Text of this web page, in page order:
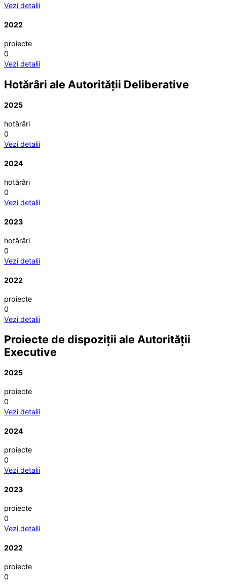
Vezi detalii
2022
proiecte
0
Vezi detalii
Hotărâri ale Autorității Deliberative
2025
hotărâri
0
Vezi detalii
2024
hotărâri
0
Vezi detalii
2023
hotărâri
0
Vezi detalii
2022
proiecte
0
Vezi detalii
Proiecte de dispoziții ale Autorității
Executive
2025
proiecte
0
Vezi detalii
2024
proiecte
0
Vezi detalii
2023
proiecte
0
Vezi detalii
2022
proiecte
0